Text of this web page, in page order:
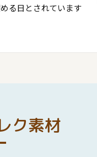
る日とされています
ク素材